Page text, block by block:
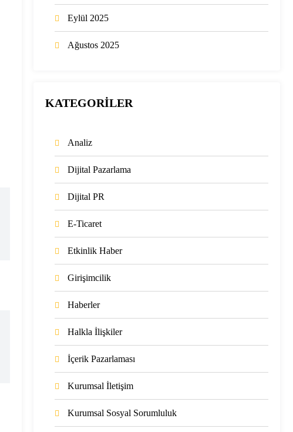
Eylül 2025
Ağustos 2025
KATEGORİLER
Analiz
Dijital Pazarlama
Dijital PR
E-Ticaret
Etkinlik Haber
Girişimcilik
Haberler
Halkla İlişkiler
İçerik Pazarlaması
Kurumsal İletişim
Kurumsal Sosyal Sorumluluk